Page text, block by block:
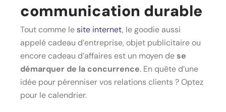
communication durable
Tout comme lesite internet, le goodie aussi
appelé cadeau d’entreprise, objet publicitaire ou
encore cadeau d’affaires est un moyen de se
démarquer de la concurrence. En quête d’une
idée pour pérenniser vos relations clients ? Optez
pour le calendrier.